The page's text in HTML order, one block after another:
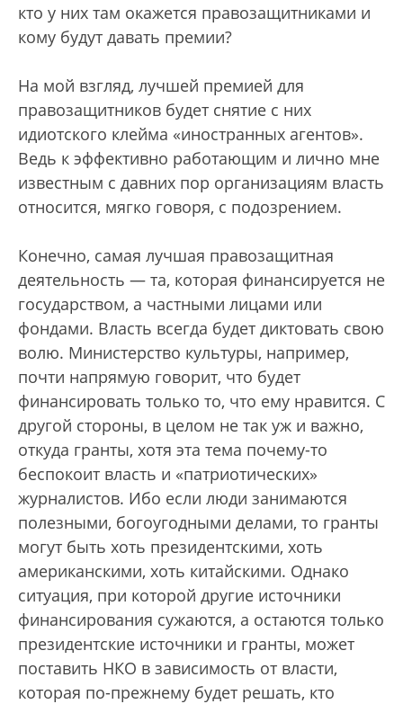
кто у них там окажется правозащитниками и
кому будут давать премии?
На мой взгляд, лучшей премией для
правозащитников будет снятие с них
идиотского клейма «иностранных агентов».
Ведь к эффективно работающим и лично мне
известным с давних пор организациям власть
относится, мягко говоря, с подозрением.
Конечно, самая лучшая правозащитная
деятельность — та, которая финансируется не
государством, а частными лицами или
фондами. Власть всегда будет диктовать свою
волю. Министерство культуры, например,
почти напрямую говорит, что будет
финансировать только то, что ему нравится. С
другой стороны, в целом не так уж и важно,
откуда гранты, хотя эта тема почему-то
беспокоит власть и «патриотических»
журналистов. Ибо если люди занимаются
полезными, богоугодными делами, то гранты
могут быть хоть президентскими, хоть
американскими, хоть китайскими. Однако
ситуация, при которой другие источники
финансирования сужаются, а остаются только
президентские источники и гранты, может
поставить НКО в зависимость от власти,
которая по-прежнему будет решать, кто